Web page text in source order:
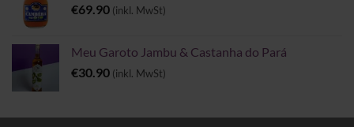
€69.90 (inkl. MwSt)
Meu Garoto Jambu & Castanha do Pará
€30.90 (inkl. MwSt)